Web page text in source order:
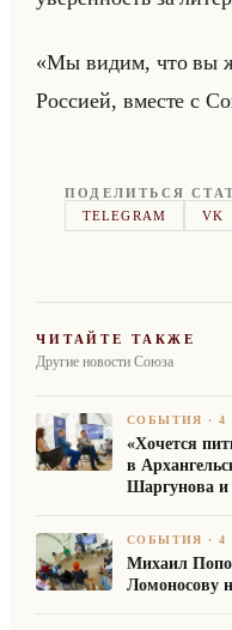
«Мы видим, что вы
Россией, вместе с
ПОДЕЛИТЬСЯ
TELEGRAM
VK
ЧИТАЙТЕ ТАКЖЕ
Другие новости Союза
СОБЫТИЯ ·4
«Хочется
в
Шаргунова и
СОБЫТИЯ ·4
Михаил
Ломоносову